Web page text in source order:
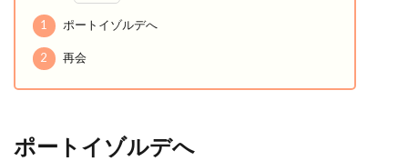
1 ポートイゾルデへ
2 再会
ポートイゾルデへ